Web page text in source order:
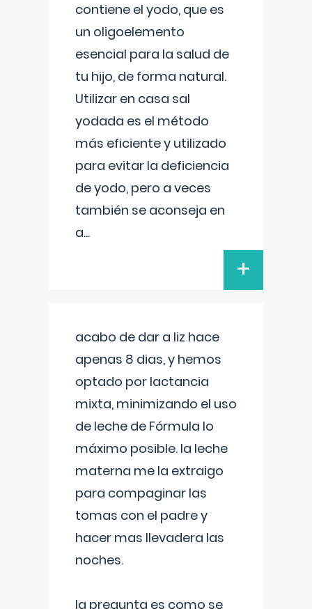
contiene el yodo, que es
un oligoelemento
esencial para la salud de
tu hijo, de forma natural.
Utilizar en casa sal
yodada es el método
más eficiente y utilizado
para evitar la deficiencia
de yodo, pero a veces
también se aconseja en
a...
+
acabo de dar a liz hace
apenas 8 dias, y hemos
optado por lactancia
mixta, minimizando el uso
de leche de Fórmula lo
máximo posible. la leche
materna me la extraigo
para compaginar las
tomas con el padre y
hacer mas llevadera las
noches.
la pregunta es como se